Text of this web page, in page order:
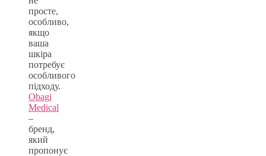
просте,
особливо,
якщо
ваша
шкіра
потребує
особливого
підходу.
Obagi
Medical
–
бренд,
який
пропонує